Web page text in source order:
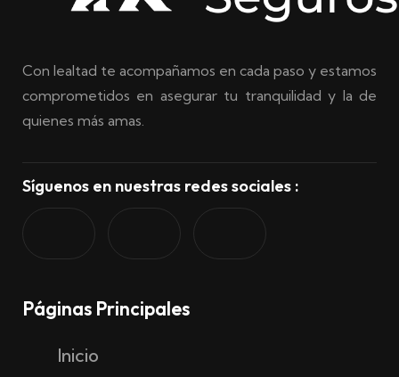
Con lealtad te acompañamos en cada paso y estamos
comprometidos en asegurar tu tranquilidad y la de
quienes más amas.
Síguenos en nuestras redes sociales :
Páginas Principales
Inicio